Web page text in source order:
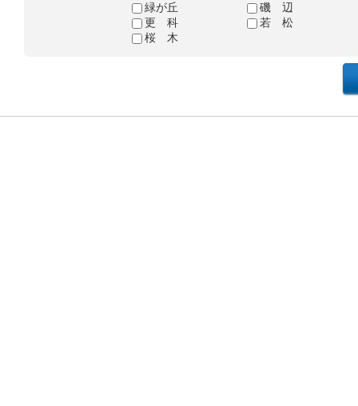
緑が丘
磯 辺
更 科
若 松
桜 木